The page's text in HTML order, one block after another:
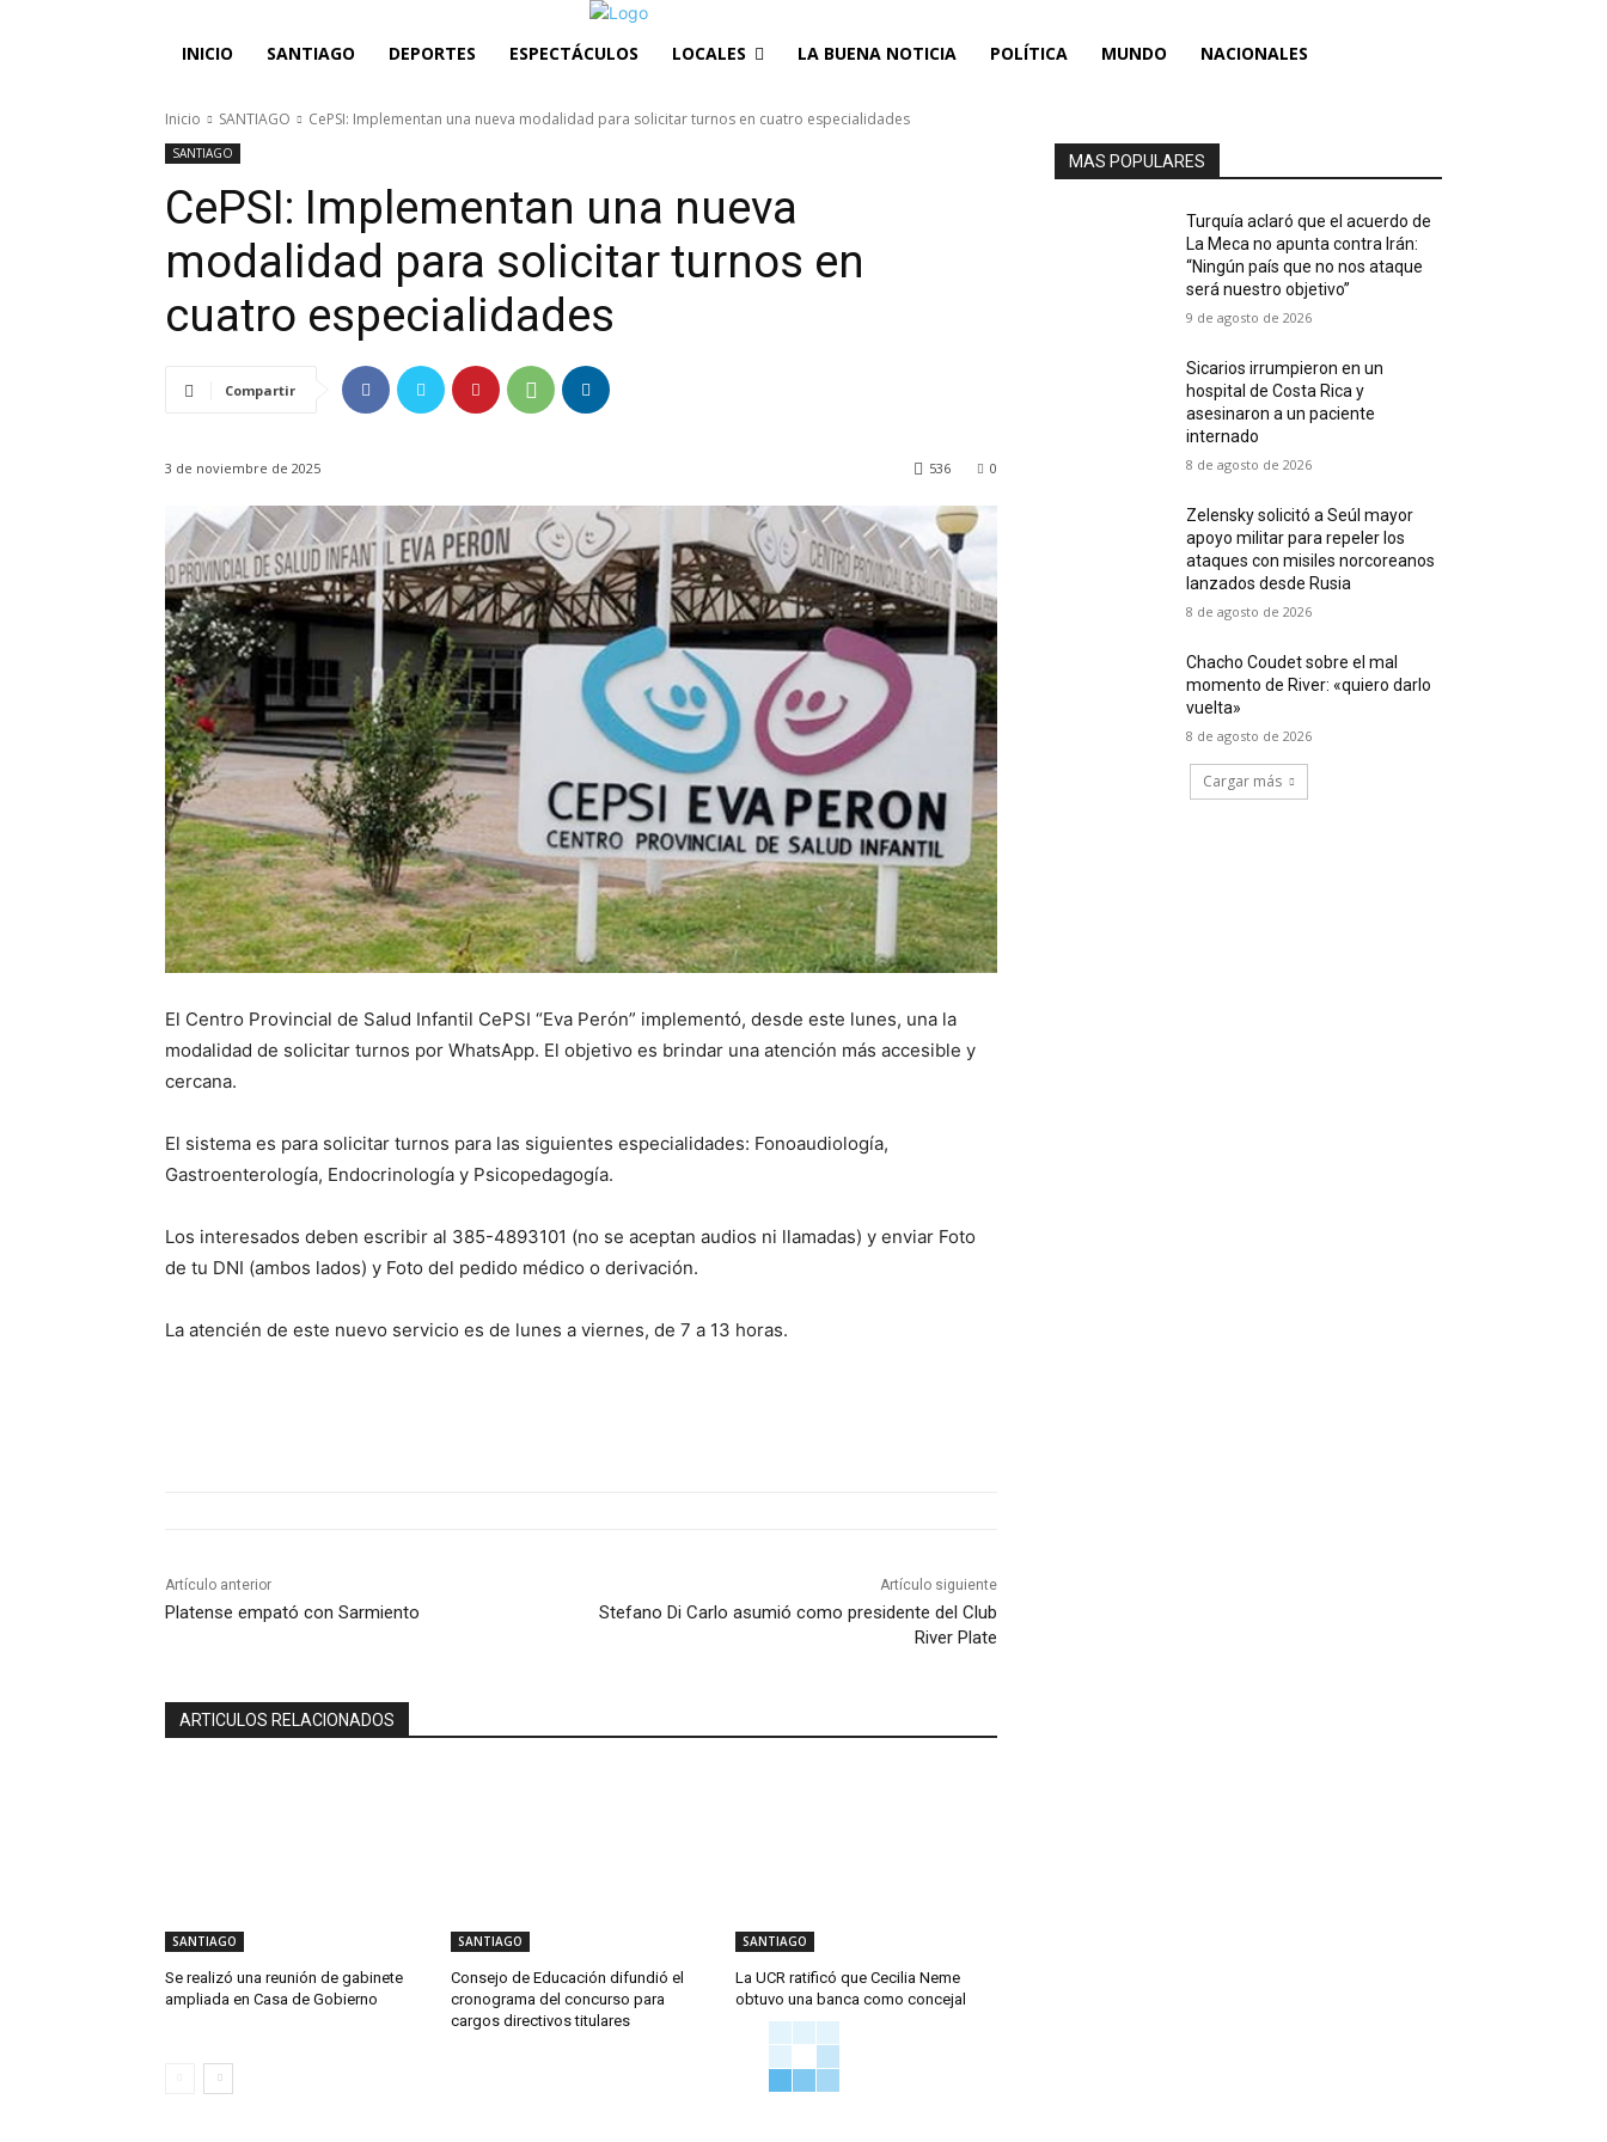
INICIO SANTIAGO DEPORTES ESPECTÁCULOS LOCALES LA BUENA NOTICIA POLÍTICA MUNDO NACIONALES
Inicio SANTIAGO CePSI: Implementan una nueva modalidad para solicitar turnos en cuatro especialidades
SANTIAGO
CePSI: Implementan una nueva
modalidad para solicitar turnos en
cuatro especialidades
Compartir
3 de noviembre de 2025 0
536
El Centro Provincial de Salud Infantil CePSI “Eva Perón” implementó, desde este lunes, una la
modalidad de solicitar turnos por WhatsApp. El objetivo es brindar una atención más accesible y
cercana.
El sistema es para solicitar turnos para las siguientes especialidades: Fonoaudiología,
Gastroenterología, Endocrinología y Psicopedagogía.
Los interesados deben escribir al 385-4893101 (no se aceptan audios ni llamadas) y enviar Foto
de tu DNI (ambos lados) y Foto del pedido médico o derivación.
La atencién de este nuevo servicio es de lunes a viernes, de 7 a 13 horas.
Artículo anterior
Platense empató con Sarmiento
Artículo siguiente
Stefano Di Carlo asumió como presidente del Club
River Plate
ARTICULOS RELACIONADOS
SANTIAGO
Se realizó una reunión de gabinete
ampliada en Casa de Gobierno
SANTIAGO
Consejo de Educación difundió el
cronograma del concurso para
cargos directivos titulares
SANTIAGO
La UCR ratificó que Cecilia Neme
obtuvo una banca como concejal
MAS POPULARES
Turquía aclaró que el acuerdo de
La Meca no apunta contra Irán:
“Ningún país que no nos ataque
será nuestro objetivo”
9 de agosto de 2026
Sicarios irrumpieron en un
hospital de Costa Rica y
asesinaron a un paciente
internado
8 de agosto de 2026
Zelensky solicitó a Seúl mayor
apoyo militar para repeler los
ataques con misiles norcoreanos
lanzados desde Rusia
8 de agosto de 2026
Chacho Coudet sobre el mal
momento de River: «quiero darlo
vuelta»
8 de agosto de 2026
Cargar más